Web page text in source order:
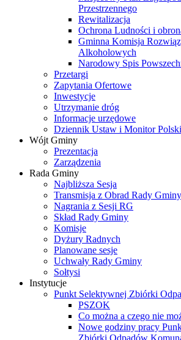
Przestrzennego
Rewitalizacja
Ochrona Ludności i
Gminna Komisja
Alkoholowych
Narodowy Spis
Przetargi
Zapytania Ofertowe
Inwestycje
Utrzymanie dróg
Informacje urzędowe
Dziennik Ustaw i Monitor
Wójt Gminy
Prezentacja
Zarządzenia
Rada Gminy
Najbliższa Sesja
Transmisja z Obrad Rady Gminy
Nagrania z Sesji RG
Skład Rady Gminy
Komisje
Dyżury Radnych
Planowane sesje
Uchwały Rady Gminy
Sołtysi
Instytucje
Punkt Selektywnej Zbiórki
PSZOK
Co można a czego nie
Nowe godziny pracy